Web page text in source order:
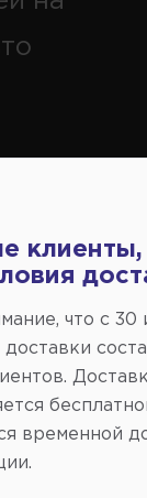
клиенты,
что c 30
временной